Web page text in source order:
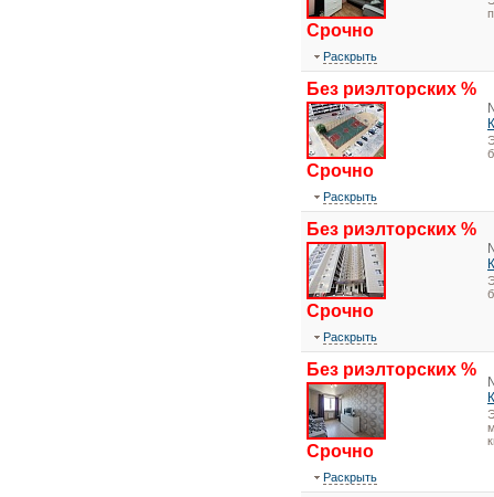
Срочно
Раскрыть
Без риэлторских %
Срочно
Раскрыть
Без риэлторских %
Срочно
Раскрыть
Без риэлторских %
Срочно
Раскрыть